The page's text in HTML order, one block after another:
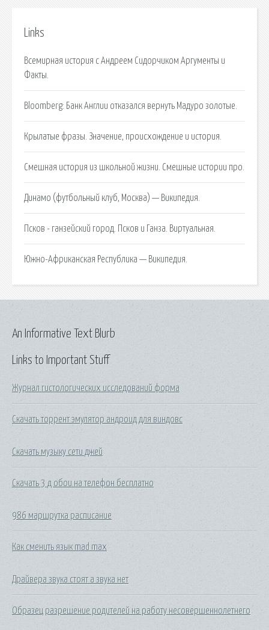
Links
Всемирная история с Андреем Сидорчиком Аргументы и
Факты.
Bloomberg: Банк Англии отказался вернуть Мадуро золотые.
Крылатые фразы. Значение, происхождение и история.
Смешная история из школьной жизни. Смешные истории про.
Динамо (футбольный клуб, Москва) — Википедия.
Псков - ганзейский город. Псков и Ганза. Виртуальная.
Южно-Африканская Республика — Википедия.
Links to Important Stuff
Журнал гистологических исследований форма
Скачать торрент эмулятор андроид для виндовс
Скачать музыку сети джей
Скачать 3 д обои на телефон бесплатно
986 маршрутка расписание
Как сменить язык mad max
Драйвера звука стоят а звука нет
Образец разрешение родителей на работу несовершеннолетнего
An Informative Text Blurb